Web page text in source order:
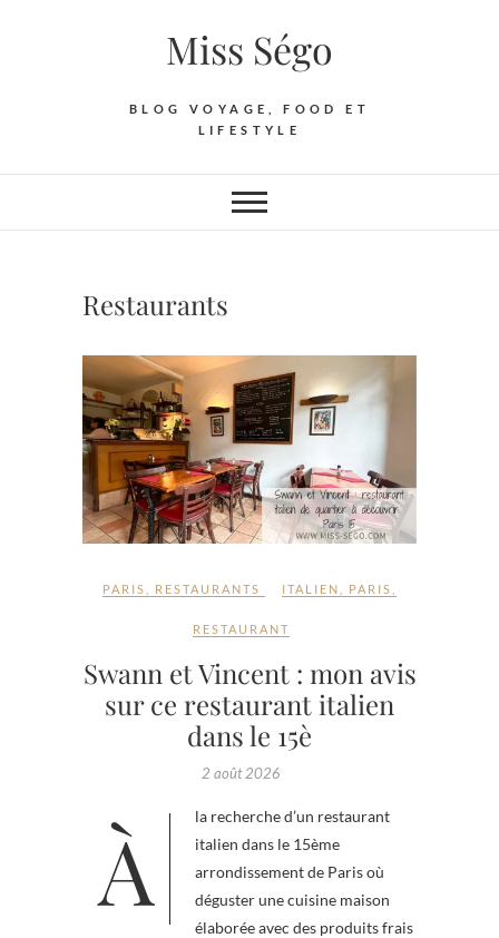
Miss Ségo
BLOG VOYAGE, FOOD ET
LIFESTYLE
Restaurants
PARIS RESTAURANTS ITALIEN PARIS
RESTAURANT
Swann et Vincent : mon avis
sur ce restaurant italien
dans le 15è
2 août 2026
À la recherche d’un restaurant
italien dans le 15ème
arrondissement de Paris où
déguster une cuisine maison
élaborée avec des produits frais